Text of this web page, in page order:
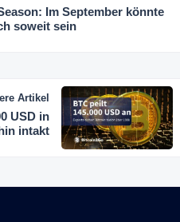
Im September könnte
soweit sein
Artikel
USD in
intakt